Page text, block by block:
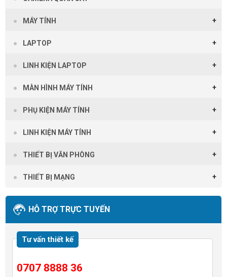
MÁY TÍNH
LAPTOP
LINH KIỆN LAPTOP
MÀN HÌNH MÁY TÍNH
PHỤ KIỆN MÁY TÍNH
LINH KIỆN MÁY TÍNH
THIẾT BỊ VĂN PHÒNG
THIẾT BỊ MẠNG
HỖ TRỢ TRỰC TUYẾN
Tư vấn thiết kế
0707 8888 36